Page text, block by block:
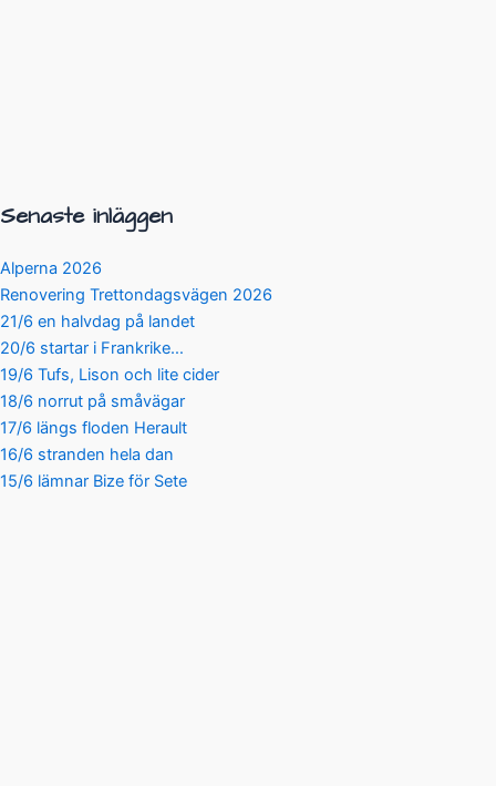
Senaste inläggen
Alperna 2026
Renovering Trettondagsvägen 2026
21/6 en halvdag på landet
20/6 startar i Frankrike…
19/6 Tufs, Lison och lite cider
18/6 norrut på småvägar
17/6 längs floden Herault
16/6 stranden hela dan
15/6 lämnar Bize för Sete